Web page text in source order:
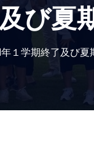
び夏
１学期終了及び